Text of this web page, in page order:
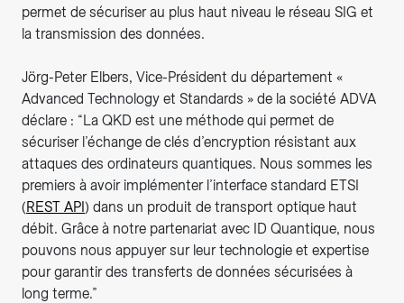
permet de sécuriser au plus haut niveau le réseau SIG et
la transmission des données.
Jörg-Peter Elbers, Vice-Président du département «
Advanced Technology et Standards » de la société ADVA
déclare : “La QKD est une méthode qui permet de
sécuriser l’échange de clés d’encryption résistant aux
attaques des ordinateurs quantiques. Nous sommes les
premiers à avoir implémenter l’interface standard ETSI
(REST API) dans un produit de transport optique haut
débit. Grâce à notre partenariat avec ID Quantique, nous
pouvons nous appuyer sur leur technologie et expertise
pour garantir des transferts de données sécurisées à
long terme.”